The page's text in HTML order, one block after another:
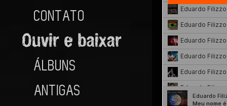
CONTATO
ÁLBUNS
ANTIGAS